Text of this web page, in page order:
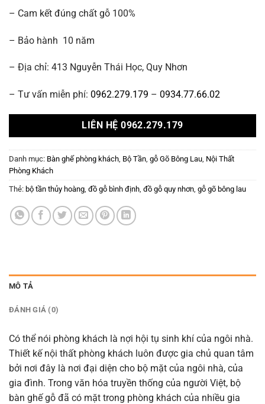
– Cam kết đúng chất gỗ 100%
– Bảo hành 10 năm
– Địa chỉ: 413 Nguyễn Thái Học, Quy Nhơn
– Tư vấn miễn phí: 0962.279.179 – 0934.77.66.02
LIÊN HỆ 0962.279.179
Danh mục: Bàn ghế phòng khách Bộ Tần gỗ Gõ Bông Lau Nội Thất
Phòng Khách
Thẻ: bộ tần thủy hoàng đồ gỗ bình định đồ gỗ quy nhơn gỗ gõ bông lau
MÔ TẢ
ĐÁNH GIÁ (0)
Có thể nói phòng khách là nợi hội tụ sinh khí của ngôi nhà.
Thiết kế nội thất phòng khách luôn được gia chủ quan tâm
bởi nơi đây là nơi đại diện cho bộ mặt của ngôi nhà, của
gia đình. Trong văn hóa truyền thống của người Việt, bộ
bàn ghế gỗ đã có mặt trong phòng khách của nhiều gia